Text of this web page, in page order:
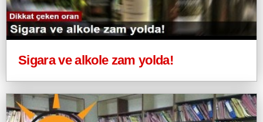
Sigara ve alkole zam yolda!